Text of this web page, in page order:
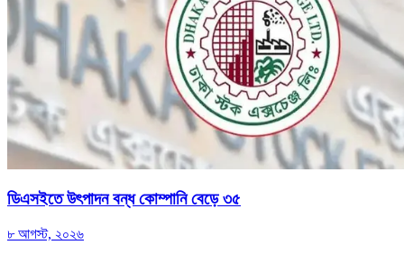
ডিএসইতে উৎপাদন বন্ধ কোম্পানি বেড়ে ৩৫
৮ আগস্ট, ২০২৬